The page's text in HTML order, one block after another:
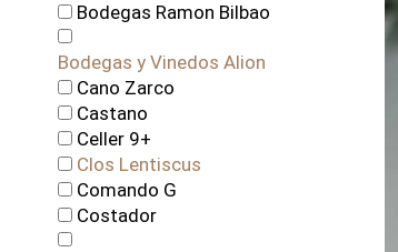
Bodegas Ramon Bilbao
Bodegas y Vinedos Alion
Cano Zarco
Castano
Celler 9+
Clos Lentiscus
Comando G
Costador